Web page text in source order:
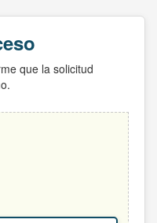
que la solicitud